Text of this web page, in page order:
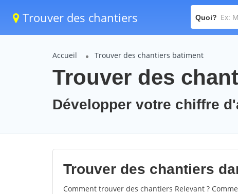
Trouver des chantiers Quoi?
Accueil Trouver des chantiers batiment
Trouver des
Développer votre chiffre
Trouver des chantiers
Comment trouver des chantiers Relevant ?